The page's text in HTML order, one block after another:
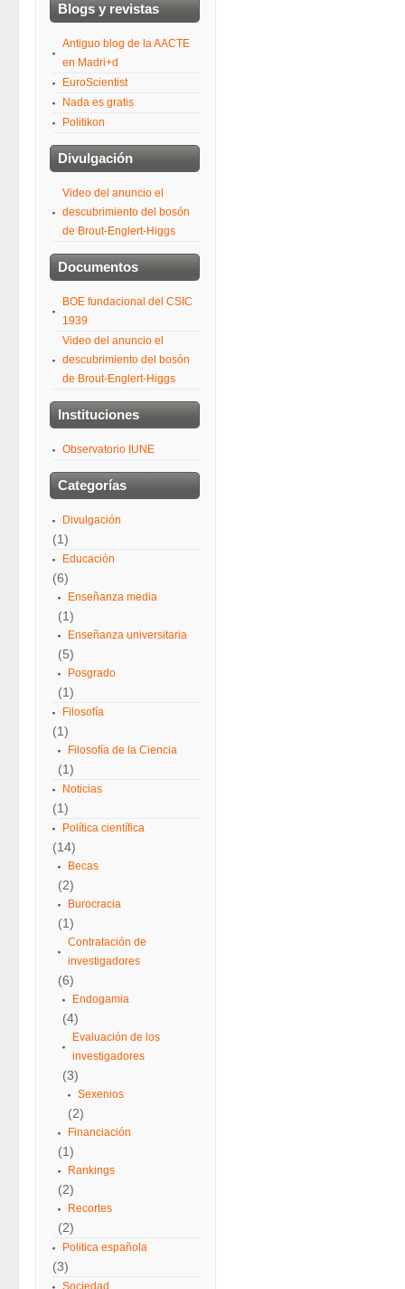
Blogs y revistas
Antiguo blog de la AACTE
en Madri+d
EuroScientist
Nada es gratis
Politikon
Divulgación
Video del anuncio el
descubrimiento del bosón
de Brout-Englert-Higgs
Documentos
BOE fundacional del CSIC
1939
Video del anuncio el
descubrimiento del bosón
de Brout-Englert-Higgs
Instituciones
Observatorio IUNE
Categorías
Divulgación
(1)
Educación
(6)
Enseñanza media
(1)
Enseñanza universitaria
(5)
Posgrado
(1)
Filosofía
(1)
Filosofía de la Ciencia
(1)
Noticias
(1)
Política científica
(14)
Becas
(2)
Burocracia
(1)
Contratación de
investigadores
(6)
Endogamia
(4)
Evaluación de los
investigadores
(3)
Sexenios
(2)
Financiación
(1)
Rankings
(2)
Recortes
(2)
Politica española
(3)
Sociedad